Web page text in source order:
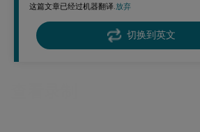
这篇文章已经过机器翻译.放弃
切换到英文